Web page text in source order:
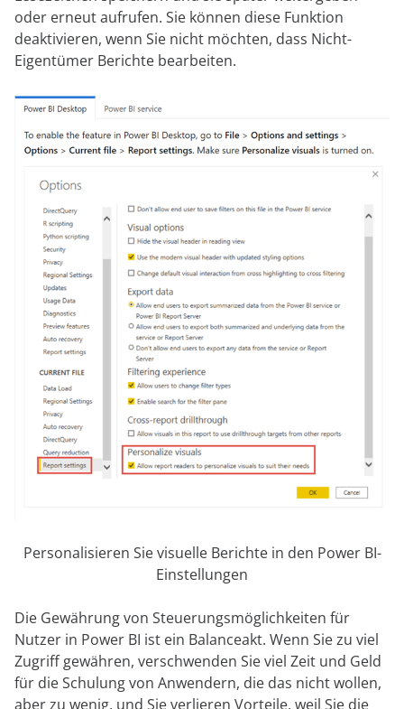
oder erneut aufrufen. Sie können diese Funktion
deaktivieren, wenn Sie nicht möchten, dass Nicht-
Eigentümer Berichte bearbeiten.
Personalisieren Sie visuelle Berichte in den Power BI-
Einstellungen
Die Gewährung von Steuerungsmöglichkeiten für
Nutzer in Power BI ist ein Balanceakt. Wenn Sie zu viel
Zugriff gewähren, verschwenden Sie viel Zeit und Geld
für die Schulung von Anwendern, die das nicht wollen,
aber zu wenig, und Sie verlieren Vorteile, weil Sie die